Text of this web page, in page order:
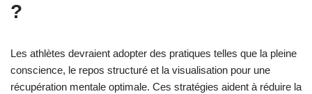
?
Les athlètes devraient adopter des pratiques telles que la pleine
conscience, le repos structuré et la visualisation pour une
récupération mentale optimale. Ces stratégies aident à réduire la